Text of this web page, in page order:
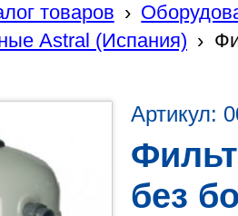
товаров ›
Astral (Испания) ›
Артикул:
без